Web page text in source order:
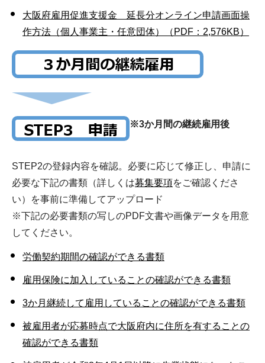
大阪府雇用促進支援金 延長分オンライン申請画面操
作方法（個人事業主・任意団体）（PDF：2,576KB）
※3か月間の継続雇用後
STEP2の登録内容を確認。必要に応じて修正し、申請に
必要な下記の書類（詳しくは募集要項をご確認くださ
い）を事前に準備してアップロード
※下記の必要書類の写しのPDF文書や画像データを用意
してください。
労働契約期間の確認ができる書類
雇用保険に加入していることの確認ができる書類
3か月継続して雇用していることの確認ができる書類
被雇用者が応募時点で大阪府内に住所を有することの
確認ができる書類